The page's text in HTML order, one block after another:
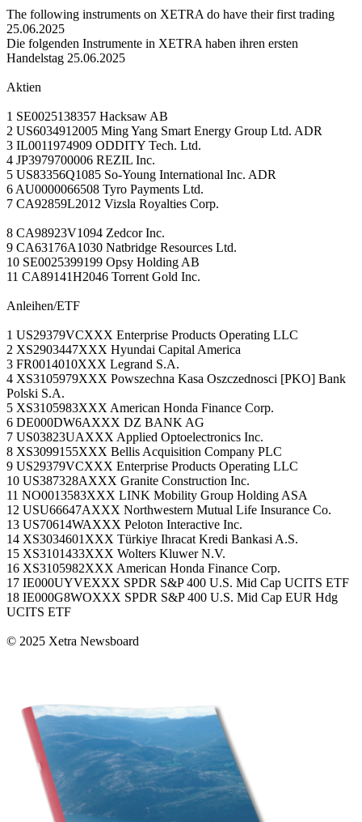
The following instruments on XETRA do have their first trading
25.06.2025
Die folgenden Instrumente in XETRA haben ihren ersten
Handelstag 25.06.2025
Aktien
1 SE0025138357 Hacksaw AB
2 US6034912005 Ming Yang Smart Energy Group Ltd. ADR
3 IL0011974909 ODDITY Tech. Ltd.
4 JP3979700006 REZIL Inc.
5 US83356Q1085 So-Young International Inc. ADR
6 AU0000066508 Tyro Payments Ltd.
7 CA92859L2012 Vizsla Royalties Corp.
8 CA98923V1094 Zedcor Inc.
9 CA63176A1030 Natbridge Resources Ltd.
10 SE0025399199 Opsy Holding AB
11 CA89141H2046 Torrent Gold Inc.
Anleihen/ETF
1 US29379VCXXX Enterprise Products Operating LLC
2 XS2903447XXX Hyundai Capital America
3 FR0014010XXX Legrand S.A.
4 XS3105979XXX Powszechna Kasa Oszczednosci [PKO] Bank
Polski S.A.
5 XS3105983XXX American Honda Finance Corp.
6 DE000DW6AXXX DZ BANK AG
7 US03823UAXXX Applied Optoelectronics Inc.
8 XS3099155XXX Bellis Acquisition Company PLC
9 US29379VCXXX Enterprise Products Operating LLC
10 US387328AXXX Granite Construction Inc.
11 NO0013583XXX LINK Mobility Group Holding ASA
12 USU66647AXXX Northwestern Mutual Life Insurance Co.
13 US70614WAXXX Peloton Interactive Inc.
14 XS3034601XXX Türkiye Ihracat Kredi Bankasi A.S.
15 XS3101433XXX Wolters Kluwer N.V.
16 XS3105982XXX American Honda Finance Corp.
17 IE000UYVEXXX SPDR S&P 400 U.S. Mid Cap UCITS ETF
18 IE000G8WOXXX SPDR S&P 400 U.S. Mid Cap EUR Hdg
UCITS ETF
© 2025 Xetra Newsboard